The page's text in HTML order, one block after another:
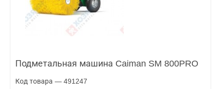
Подметальная машина Caiman SM 800PRO
Код товара — 491247